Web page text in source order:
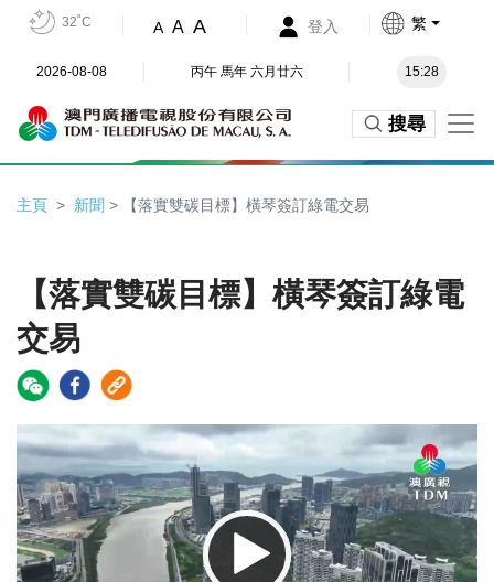
32˚C A A A 登入 繁
2026-08-08 丙午 馬年 六月廿六 15:28
搜尋
主頁 新聞 > 【落實雙碳目標】橫琴簽訂綠電交易
【落實雙碳目標】橫琴簽訂綠電
交易